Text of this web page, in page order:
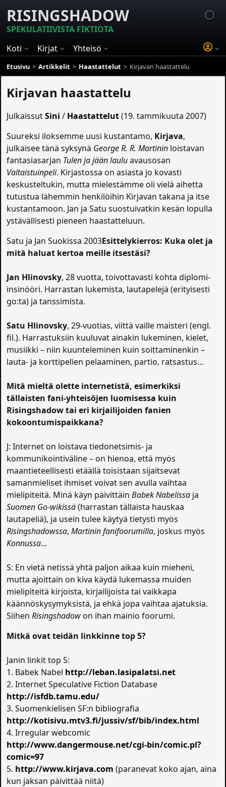
RISINGSHADOW
SPEKULATIIVISTA FIKTIOTA
Koti
Kirjat Yhteisö
Etusivu Artikkelit Haastattelut Kirjavan haastattelu
Kirjavan haastattelu
JulkaissutSini / Haastattelut (19. tammikuuta 2007)
Suureksi iloksemme uusi kustantamo, Kirjava,
julkaisee tänä syksynä George R. R. Martinin loistavan
fantasiasarjan Tulen ja jään lauluavausosan
Valtaistuinpeli. Kirjastossa on asiasta jo kovasti
keskusteltukin, mutta mielestämme oli vielä aihetta
tutustua lähemmin henkilöihin Kirjavan takana ja itse
kustantamoon. Jan ja Satu suostuivatkin kesän lopulla
ystävällisesti pieneen haastatteluun.
Satu ja Jan Suokissa 2003Esittelykierros: Kuka olet ja
mitä haluat kertoa meille itsestäsi?
Jan Hlinovsky, 28 vuotta, toivottavasti kohta diplomi-
insinööri. Harrastan lukemista, lautapelejä (erityisesti
go:ta) ja tanssimista.
Satu Hlinovsky, 29-vuotias, viittä vaille maisteri (engl.
fil.). Harrastuksiin kuuluvat ainakin lukeminen, kielet,
musiikki – niin kuunteleminen kuin soittaminenkin –
lauta- ja korttipelien pelaaminen, partio, ratsastus…
Mitä mieltä olette internetistä, esimerkiksi
tällaisten fani-yhteisöjen luomisessa kuin
Risingshadow tai eri kirjailijoiden fanien
kokoontumispaikkana?
J: Internet on loistava tiedonetsimis- ja
kommunikointiväline – on hienoa, että myös
maantieteellisesti etäällä toisistaan sijaitsevat
samanmieliset ihmiset voivat sen avulla vaihtaa
mielipiteitä. Minä käyn päivittäinBabek Nabelissa ja
Suomen Go-wikissä(harrastan tällaista hauskaa
lautapeliä), ja usein tulee käytyä tietysti myös
Risingshadowssa,Martinin fanifoorumilla, joskus myös
Konnussa...
S: En vietä netissä yhtä paljon aikaa kuin mieheni,
mutta ajoittain on kiva käydä lukemassa muiden
mielipiteitä kirjoista, kirjailijoista tai vaikkapa
käännöskysymyksistä, ja ehkä jopa vaihtaa ajatuksia.
SiihenRisingshadowon ihan mainio foorumi.
Mitkä ovat teidän linkkinne top 5?
Janin linkit top 5:
1. Babek Nabel http://leban.lasipalatsi.net
2. Internet Speculative Fiction Database
http://isfdb.tamu.edu/
3. Suomenkielisen SF:n bibliografia
http://kotisivu.mtv3.fi/jussiv/sf/bib/index.html
4. Irregular webcomic
http://www.dangermouse.net/cgi-bin/comic.pl?
comic=97
5. http://www.kirjava.com (paranevat koko ajan, aina
kun jaksan päivittää niitä)